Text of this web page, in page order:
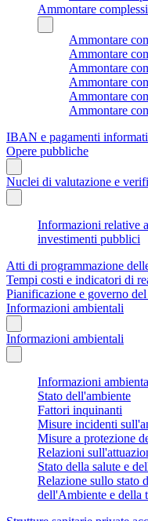
Ammontare
Ammontare
Ammontare
Ammontare
Ammontare
Ammontare
Ammontare
IBAN e pagamenti
Opere pubbliche
Nuclei di valutazione e
Informazioni relative
investimenti pubblici
Atti di programmazione
Tempi costi e indicatori di
Pianificazione e governo
Informazioni ambientali
Informazioni ambientali
Informazioni
Stato dell'ambiente
Fattori inquinanti
Misure incidenti
Misure a protezione
Relazioni
Stato della salute e
Relazione sullo stato
dell'Ambiente e della